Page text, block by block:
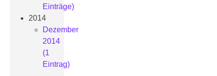
Einträge)
2014
Dezember
2014
(1
Eintrag)